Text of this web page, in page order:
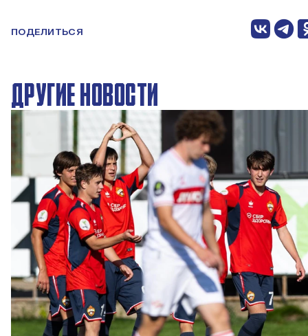
ПОДЕЛИТЬСЯ
ДРУГИЕ НОВОСТИ
ЮФЛ: Московское дерби на «Октябре»